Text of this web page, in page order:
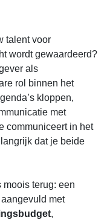
talent voor
wordt gewaardeerd?
als
rol binnen het
kloppen,
met
communiceert in het
dat je beide
terug: een
met
,